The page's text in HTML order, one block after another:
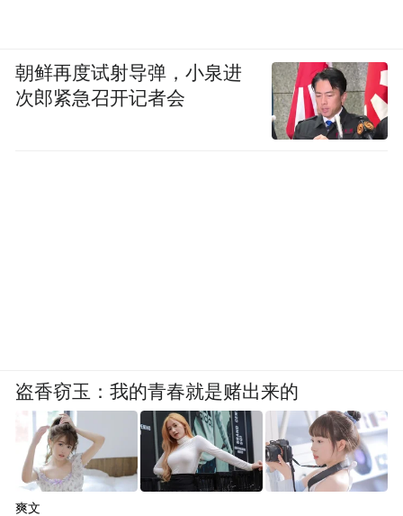
朝鲜再度试射导弹，小泉进
次郎紧急召开记者会
盗香窃玉：我的青春就是赌出来的
爽文